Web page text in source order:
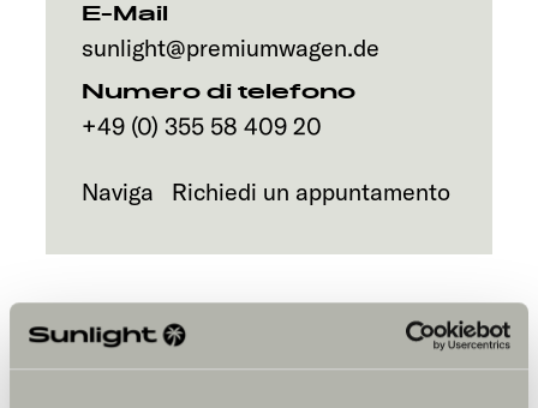
E-Mail
sunlight@premiumwagen.de
Numero di telefono
+49 (0) 355 58 409 20
Naviga Richiedi un appuntamento